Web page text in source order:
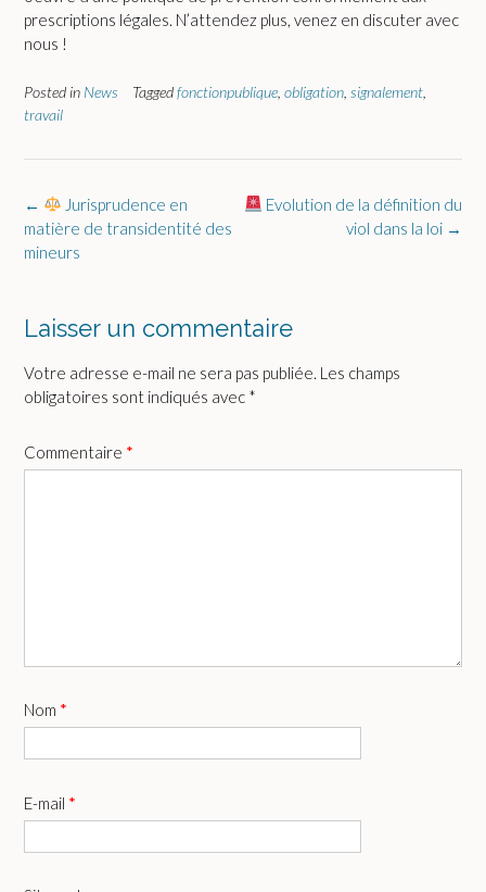
prescriptions légales. N’attendez plus, venez en discuter avec
nous !
Posted in News Taggedfonctionpublique obligation signalement
travail
Post
navigation
Evolution de la définition du
viol dans la loi →
←
Jurisprudence en
matière de transidentité des
mineurs
Laisser un commentaire
Votre adresse e-mail ne sera pas publiée. Les champs
obligatoires sont indiqués avec *
Commentaire *
Nom *
E-mail *